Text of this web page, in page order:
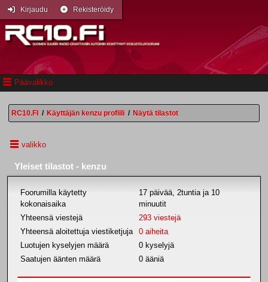
Päävalikko
Kirjaudu Rekisteröidy
RC10.FI / Käyttäjän kenzu profiili / Näytä tilastot
valikko
Yleiset tilastot - kenzu
Foorumilla käytetty
kokonaisaika
17 päivää, 2tuntia ja 10
minuutit
Yhteensä viestejä
293 viestejä
Yhteensä aloitettuja viestiketjuja
0 aiheita
Luotujen kyselyjen määrä
0 kyselyjä
Saatujen äänten määrä
0 ääniä